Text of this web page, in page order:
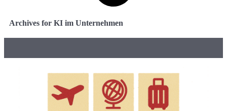
Archives for KI im Unternehmen